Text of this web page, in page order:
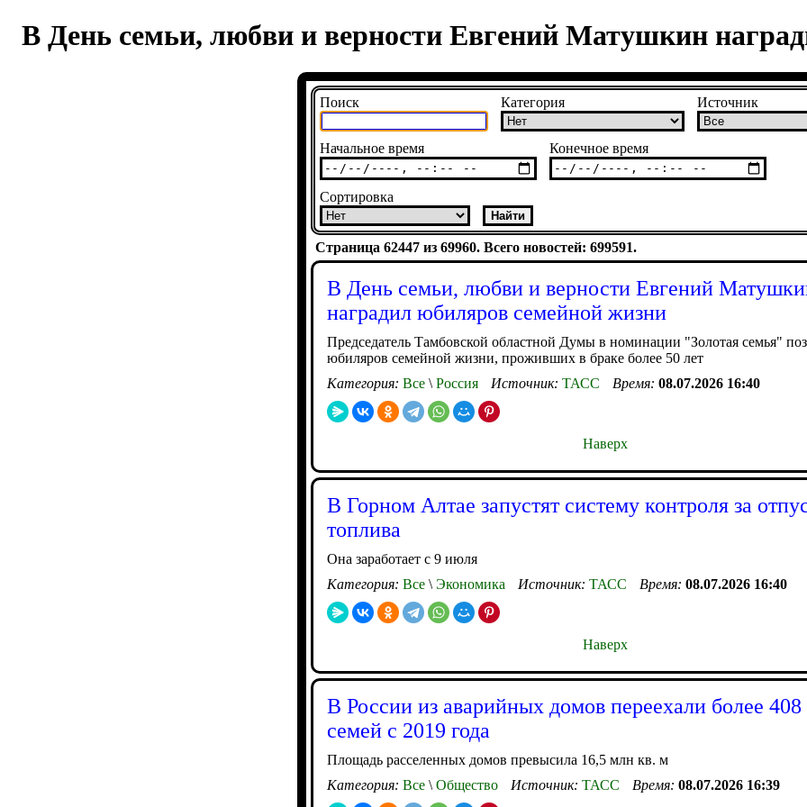
В День семьи, любви и верности Евгений Матушкин
Поиск Категория Источник
Начальное время Конечное время
Сортировка
Страница 62447 из 69960. Всего новостей: 699591.
В День семьи, любви и верности Евгений
наградил юбиляров семейной жизни
Председатель Тамбовской областной Думы в номинации "Золотая семья"
юбиляров семейной жизни, проживших в браке более 50 лет
Категория: Все \ Россия Источник: ТАСС Время: 08.07.2026 16:40
Наверх
В Горном Алтае запустят систему контроля за
топлива
Она заработает с 9 июля
Категория: Все \ Экономика Источник: ТАСС Время: 08.07.2026 16:40
Наверх
В России из аварийных домов переехали более 408
семей с 2019 года
Площадь расселенных домов превысила 16,5 млн кв. м
Категория: Все \ Общество Источник: ТАСС Время: 08.07.2026 16:39